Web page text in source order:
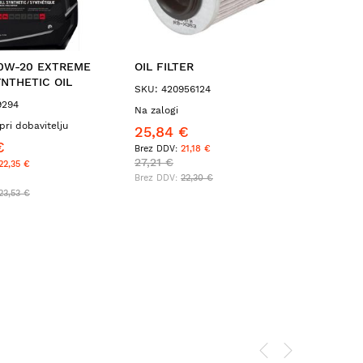
20 EXTREME
OIL
dobavitelju
€
€
OIL FILTER
SKU: 420956124
Na zalogi
25,84 €
21,18 €
27,21 €
22,30 €